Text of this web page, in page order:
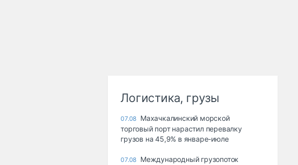
Логистика, грузы
07.08 Махачкалинский морской
торговый порт нарастил перевалку
грузов на 45,9% в январе-июле
07.08 Международный грузопоток